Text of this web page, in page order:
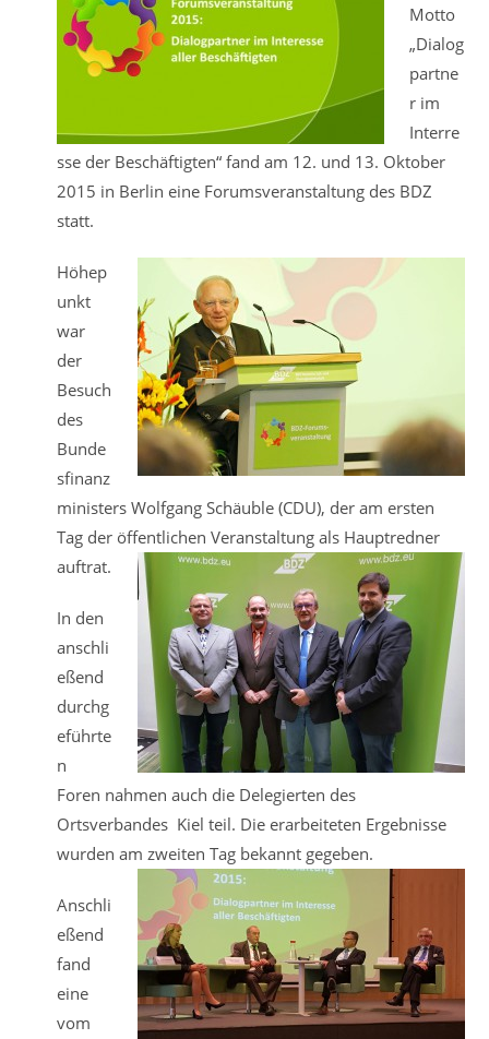
Motto
„Dialog
partne
r im
Interre
sse der Beschäftigten“ fand am 12. und 13. Oktober
2015 in Berlin eine Forumsveranstaltung des BDZ
statt.
Höhep
unkt
war
der
Besuch
des
Bunde
sfinanz
ministers Wolfgang Schäuble (CDU), der am ersten
Tag der öffentlichen Veranstaltung als Hauptredner
auftrat.
In den
anschli
eßend
durchg
eführte
n
Foren nahmen auch die Delegierten des
Ortsverbandes Kiel teil. Die erarbeiteten Ergebnisse
wurden am zweiten Tag bekannt gegeben.
Anschli
eßend
fand
eine
vom